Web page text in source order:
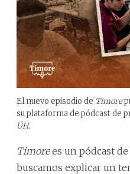
El nuevo episodio de Timore
su plataforma de pódcast de
ÚH.
Timorees un pódcast
buscamos explicar un